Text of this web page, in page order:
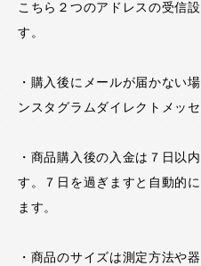
こちら２つのアドレスの受信
す。
・購入後にメールが届かない
ンスタグラムダイレクトメッ
・商品購入後の入金は７日以
す。７日を過ぎますと自動的
ます。
・商品のサイズは測定方法や